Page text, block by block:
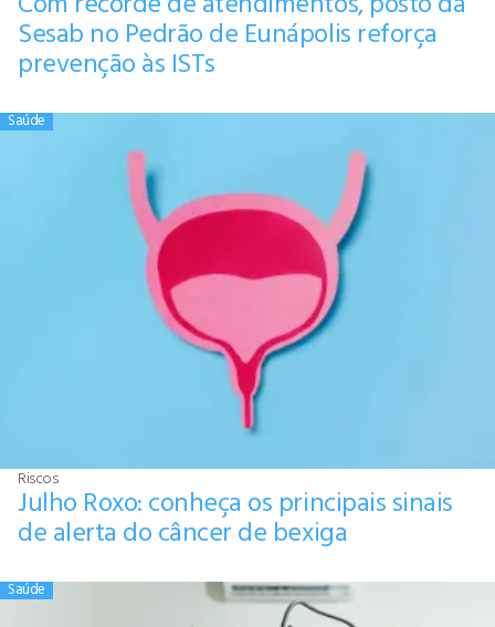
Sesab no Pedrão de Eunápolis reforça
prevenção às ISTs
Saúde
Riscos
Julho Roxo: conheça os principais sinais
de alerta do câncer de bexiga
Saúde